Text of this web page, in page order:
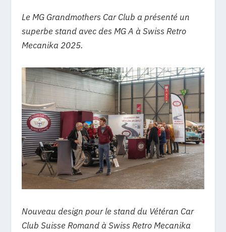
Le MG Grandmothers Car Club a présenté un
superbe stand avec des MG A à Swiss Retro
Mecanika 2025.
Nouveau design pour le stand du Vétéran Car
Club Suisse Romand à Swiss Retro Mecanika